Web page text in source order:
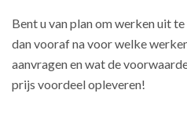
Bent u van plan om werken uit
dan vooraf na voor welke
aanvragen en wat de
prijs voordeel opleveren!